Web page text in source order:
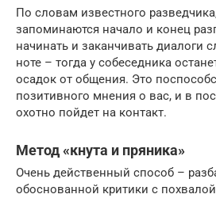
По словам известного
запоминаются начало и конец
начинать и заканчивать диалоги
ноте – тогда у собеседника
осадок от общения. Это
позитивного мнения о вас, и в
охотно пойдет на контакт.
Метод «кнута и пряника»
Очень действенный способ –
обоснованной критики с